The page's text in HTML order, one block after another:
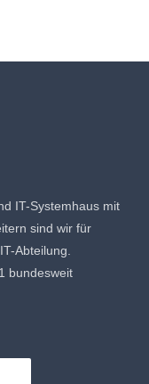
IT-Systemhaus mit
sind wir für
Abteilung.
bundesweit